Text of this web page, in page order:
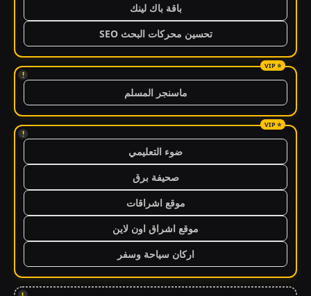
باقة باك لينك
تحسين محركات البحث SEO
!
ماسنجر المسلم
!
ضوء التعليمي
صحيفة برق
موقع اشراقات
موقع اشراق اون لاين
اركان سياحة وسفر